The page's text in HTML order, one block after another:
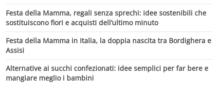
Festa della Mamma, regali senza sprechi: idee sostenibili che
sostituiscono fiori e acquisti dell’ultimo minuto
Festa della Mamma in Italia, la doppia nascita tra Bordighera e
Assisi
Alternative ai succhi confezionati: idee semplici per far bere e
mangiare meglio i bambini